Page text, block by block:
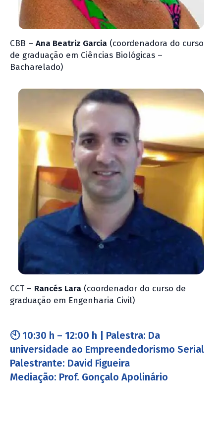
CBB – Ana Beatriz Garcia (coordenadora do curso
de graduação em Ciências Biológicas –
Bacharelado)
CCT – Rancés Lara (coordenador do curso de
graduação em Engenharia Civil)
🕙10:30 h – 12:00 h | Palestra: Da
universidade ao Empreendedorismo Serial
Palestrante: David Figueira
Mediação: Prof. Gonçalo Apolinário